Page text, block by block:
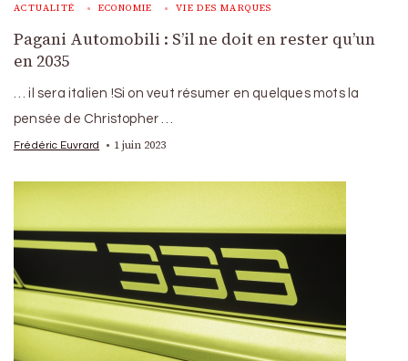
ACTUALITÉ ECONOMIE VIE DES MARQUES
Pagani Automobili : S’il ne doit en rester qu’un
en 2035
… il sera italien !Si on veut résumer en quelques mots la
pensée de Christopher …
Frédéric Euvrard 1 juin 2023